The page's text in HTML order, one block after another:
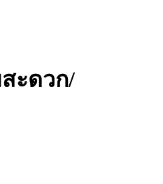
ะดวก/